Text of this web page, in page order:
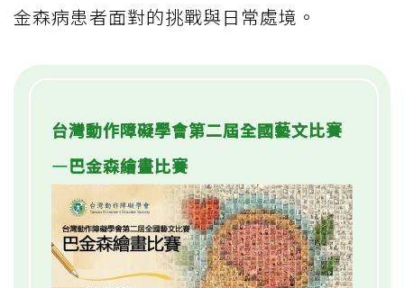
金森病患者面對的挑戰與日常處境。
台灣動作障礙學會第二屆全國藝文比賽
—巴金森繪畫比賽